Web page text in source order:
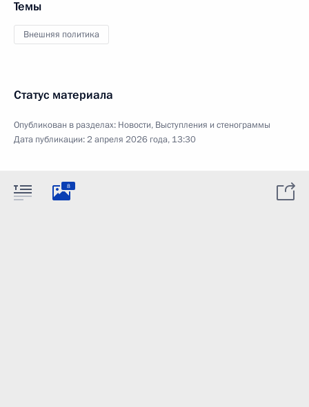
Темы
Внешняя политика
Статус материала
Опубликован в разделах: Новости, Выступления и стенограммы
Дата публикации:2 апреля 2026 года, 13:30
8